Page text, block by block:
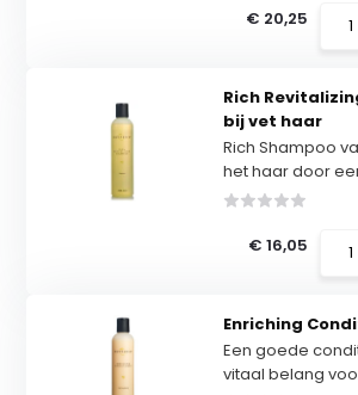
€ 20,25
Rich
bij vet haar
Rich Shampoo
het haar door
€ 16,05
Enriching
Een goede
vitaal belang